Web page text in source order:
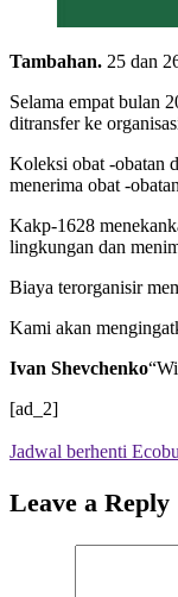
Tambahan. 25 dan
Selama empat bulan
ditransfer ke
Koleksi obat -obatan
menerima obat -
Kakp-1628
lingkungan dan
Biaya terorganisir
Kami akan
Ivan Shevchenko
[ad_2]
Jadwal berhenti
Leave a Reply